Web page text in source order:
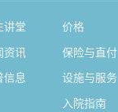
讲堂
资讯
信息
价格
保险与直付
设施与服务
入院指南